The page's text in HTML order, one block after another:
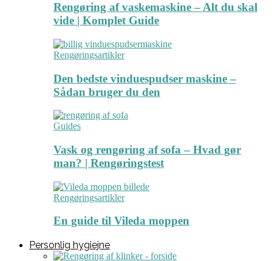
Rengøring af vaskemaskine – Alt du skal
vide | Komplet Guide
Rengøringsartikler
Den bedste vinduespudser maskine –
Sådan bruger du den
Guides
Vask og rengøring af sofa – Hvad gør
man? | Rengøringstest
Rengøringsartikler
En guide til Vileda moppen
Personlig hygiejne